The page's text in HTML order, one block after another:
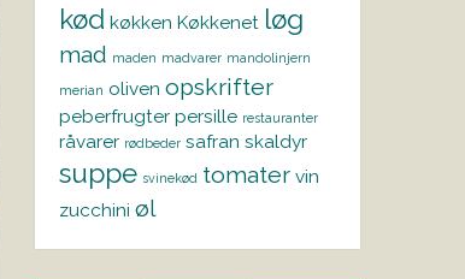
kød køkken Køkkenet løg
mad maden madvarer mandolinjern
merian oliven opskrifter
peberfrugter persille restauranter
råvarer rødbeder safran skaldyr
suppe svinekød tomater vin
zucchini øl